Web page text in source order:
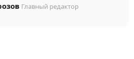
Главный редактор